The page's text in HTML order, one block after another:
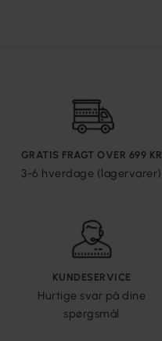
GRATIS FRAGT OVER 699 KR
3-6 hverdage (lagervarer)
KUNDESERVICE
Hurtige svar på dine
spørgsmål